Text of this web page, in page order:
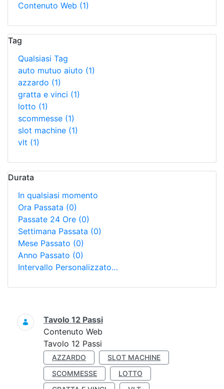
Contenuto Web (1)
Tag
Qualsiasi Tag
auto mutuo aiuto (1)
azzardo (1)
gratta e vinci (1)
lotto (1)
scommesse (1)
slot machine (1)
vlt (1)
Durata
In qualsiasi momento
Ora Passata (0)
Passate 24 Ore (0)
Settimana Passata (0)
Mese Passato (0)
Anno Passato (0)
Intervallo Personalizzato…
Ricerca
Tavolo 12 Passi
Contenuto Web
Tavolo 12 Passi
AZZARDO
SLOT MACHINE
SCOMMESSE
LOTTO